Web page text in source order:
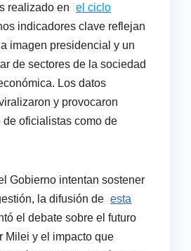
realizado en el ciclo
indicadores clave reflejan
imagen presidencial y un
de sectores de la sociedad
Los datos
y provocaron
de oficialistas como de
Gobierno intentan sostener
la difusión de esta
el debate sobre el futuro
Milei y el impacto que